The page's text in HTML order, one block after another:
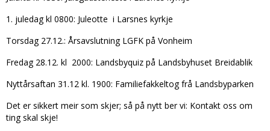
1. juledag kl 0800: Juleotte i Larsnes kyrkje
Torsdag 27.12.: Årsavslutning LGFK på Vonheim
Fredag 28.12. kl 2000: Landsbyquiz på Landsbyhuset Breidablik
Nyttårsaftan 31.12 kl. 1900: Familiefakkeltog frå Landsbyparken
Det er sikkert meir som skjer; så på nytt ber vi: Kontakt oss om
ting skal skje!